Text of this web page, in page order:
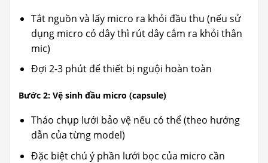
Tắt nguồn và lấy micro ra khỏi đầu thu (nếu sử
dụng micro có dây thì rút dây cắm ra khỏi thân
mic)
Đợi 2-3 phút để thiết bị nguội hoàn toàn
Bước 2: Vệ sinh đầu micro (capsule)
Tháo chụp lưới bảo vệ nếu có thể (theo hướng
dẫn của từng model)
Đặc biệt chú ý phần lưới bọc của micro cần